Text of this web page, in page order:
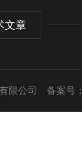
文章
限公司 备案号